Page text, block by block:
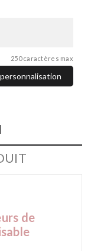
250 caractères max
de